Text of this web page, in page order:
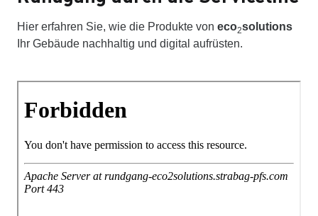
Hier erfahren Sie, wie die Produkte von eco2solutions
Ihr Gebäude nachhaltig und digital aufrüsten.